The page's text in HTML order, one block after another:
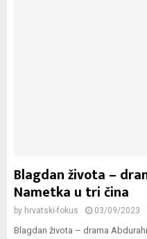
Blagdan života –
Nametka u tri čina
by hrvatski-fokus 03/09/2023
Blagdan života – drama